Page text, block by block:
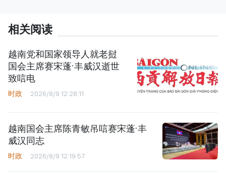
相关阅读
越南党和国家领导人就老挝
国会主席赛宋蓬·丰威汉逝世
致唁电
时政 2026/8/9 12:28:11
越南国会主席陈青敏吊唁赛宋蓬·丰
威汉同志
时政 2026/8/9 12:19:57